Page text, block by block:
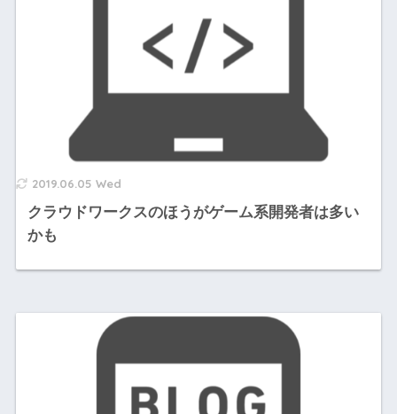
2019.06.05 Wed
クラウドワークスのほうがゲーム系開発者は多い
かも